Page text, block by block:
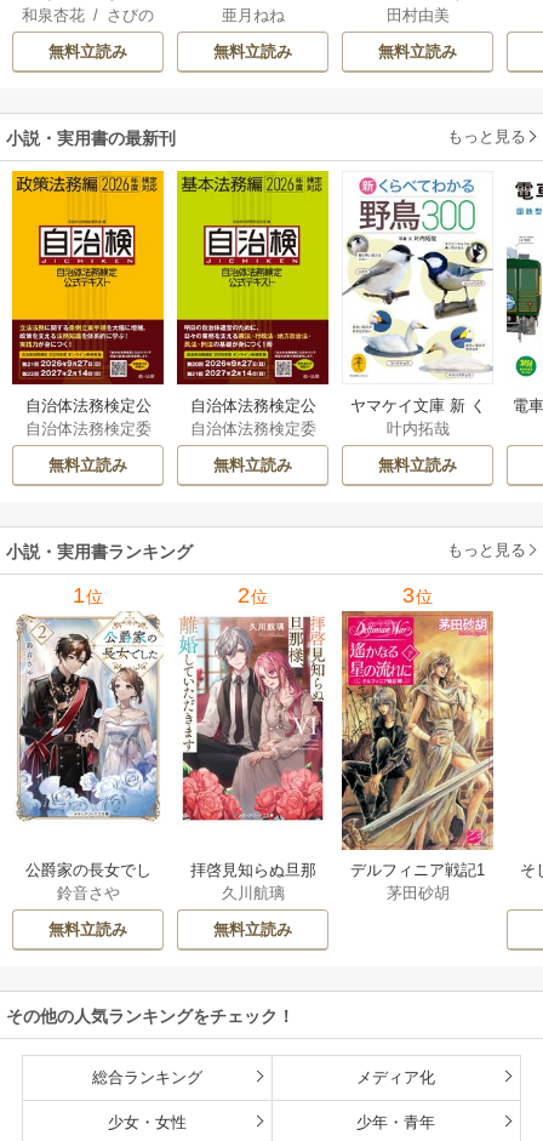
離婚された令嬢の
意外と楽しい新生
活
和泉杏花 / さびの
ぶち
無料立読み
さん
亜月ねね
無料立読み
れ
田村由美
無料立読み
小説・実用書の最新刊 もっと見る
自治体法務検定公
式テキスト 政策
法務編 ２０２６
年度検定対応 1巻
自治体法務検定委
員会
無料立読み
自治体法務検定公
式テキスト 基本
法務編 ２０２６
年度検定対応 1巻
自治体法務検定委
員会
無料立読み
ヤマケイ文庫 新 く
らべてわかる野鳥3
00 1巻
叶内拓哉
無料立読み
電
小説・実用書ランキング もっと見る
1位
公爵家の長女でし
た
鈴音さや
無料立読み
2位
拝啓見知らぬ旦那
様、離婚していた
だきます
久川航璃
無料立読み
3位
デルフィニア戦記1
茅田砂胡
そ
その他の人気ランキングをチェック！
総合ランキング メディア化
少女・女性 少年・青年